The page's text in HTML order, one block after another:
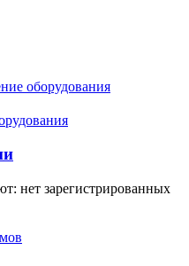
оборудования
нет зарегистрированных